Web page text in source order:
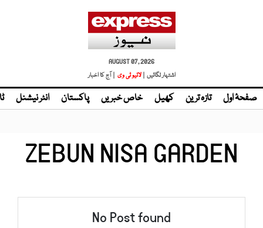
AUGUST 07, 2026
اشتہار لگائیں | لائیو ٹی وی | آج کا اخبار
صفحۂ اول تازہ ترین کھیل خاص خبریں پاکستان انٹر نیشنل
ZEBUN NISA GARDEN
No Post found